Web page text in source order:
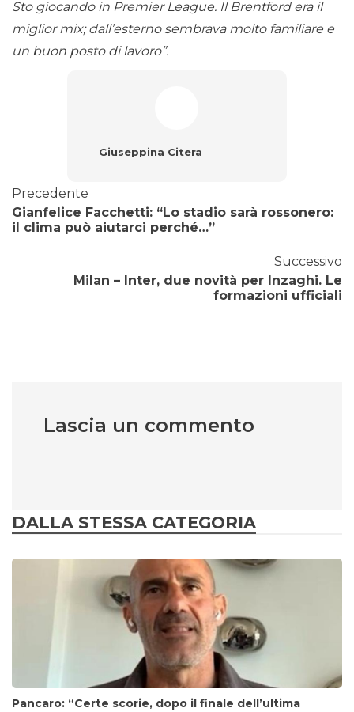
Sto giocando in Premier League. Il Brentford era il
miglior mix; dall’esterno sembrava molto familiare e
un buon posto di lavoro”.
Giuseppina Citera
Precedente
Gianfelice Facchetti: “Lo stadio sarà rossonero:
il clima può aiutarci perché…”
Successivo
Milan – Inter, due novità per Inzaghi. Le
formazioni ufficiali
Lascia un commento
DALLA STESSA CATEGORIA
Pancaro: “Certe scorie, dopo il finale dell’ultima